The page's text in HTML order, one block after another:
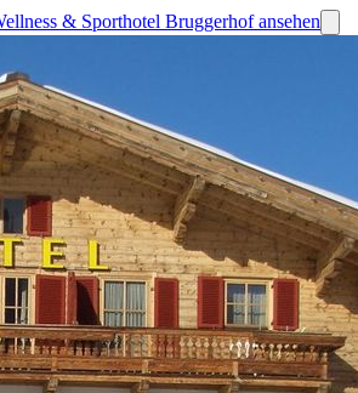
& Sporthotel Bruggerhof ansehen